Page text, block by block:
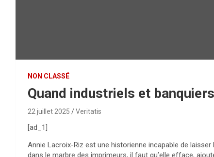
NON CLASSÉ
Quand industriels et
22 juillet 2025 Veritatis
[ad_1]
Annie Lacroix-Riz est une historienne incapable de
dans le marbre des imprimeurs, il faut qu’elle efface,